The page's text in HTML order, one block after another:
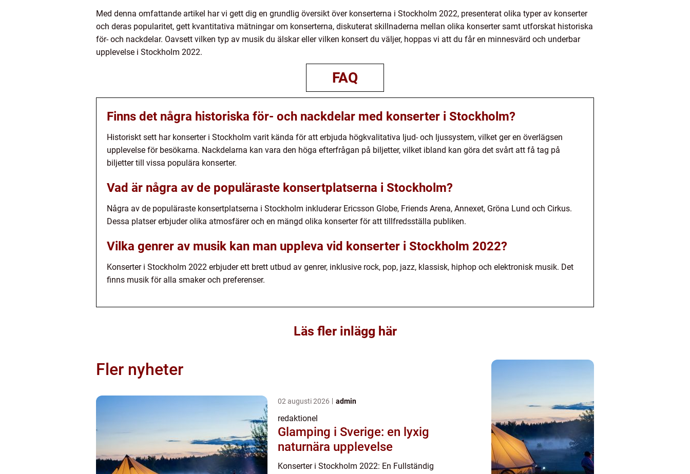
Med denna omfattande artikel har vi gett dig en grundlig översikt över konserterna i Stockholm 2022, presenterat olika typer av konserter
och deras popularitet, gett kvantitativa mätningar om konserterna, diskuterat skillnaderna mellan olika konserter samt utforskat historiska
för- och nackdelar. Oavsett vilken typ av musik du älskar eller vilken konsert du väljer, hoppas vi att du får en minnesvärd och underbar
upplevelse i Stockholm 2022.
FAQ
Finns det några historiska för- och nackdelar med konserter i Stockholm?
Historiskt sett har konserter i Stockholm varit kända för att erbjuda högkvalitativa ljud- och ljussystem, vilket ger en överlägsen
upplevelse för besökarna. Nackdelarna kan vara den höga efterfrågan på biljetter, vilket ibland kan göra det svårt att få tag på
biljetter till vissa populära konserter.
Vad är några av de populäraste konsertplatserna i Stockholm?
Några av de populäraste konsertplatserna i Stockholm inkluderar Ericsson Globe, Friends Arena, Annexet, Gröna Lund och Cirkus.
Dessa platser erbjuder olika atmosfärer och en mängd olika konserter för att tillfredsställa publiken.
Vilka genrer av musik kan man uppleva vid konserter i Stockholm 2022?
Konserter i Stockholm 2022 erbjuder ett brett utbud av genrer, inklusive rock, pop, jazz, klassisk, hiphop och elektronisk musik. Det
finns musik för alla smaker och preferenser.
Läs fler inlägg här
Fler nyheter
02 augusti 2026 admin
redaktionel
Glamping i Sverige: en lyxig
naturnära upplevelse
Konserter i Stockholm 2022: En Fullständig